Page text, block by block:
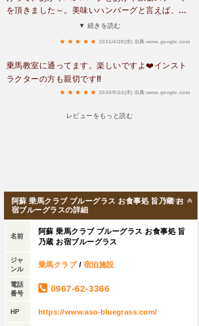
を頂きました～。美味いハンバーグと言えば、お
箸で割ると肉汁(脂)がじゅわっっ″のイメージです
肉の旨味…最高です。ステーキも脂でもたれるこ
となくイイですね！付け足しの味噌汁も具材たっ
ぷりの白味噌仕立てで、なかなか。
▼ 続きを読む
2021/4/28(水) 出典:www.google.com
乗馬教室に通ってます。楽しいですよ❤️インスト
ラクターの方も親切です‼️
2020/9/24(木) 出典:www.google.com
レビューをもっと読む
2026/1/6
阿蘇 乗馬クラブ ブルーグラス お食事処 旨乃蔵 お
宿ブルーグラスの詳細
名前
阿蘇 乗馬クラブ ブルーグラス お食事処 旨
乃蔵 お宿ブルーグラス
ジャ
ンル
乗馬クラブ/ 宿泊施設
電話
番号
0967-62-3366
HP https://www.aso-bluegrass.com/